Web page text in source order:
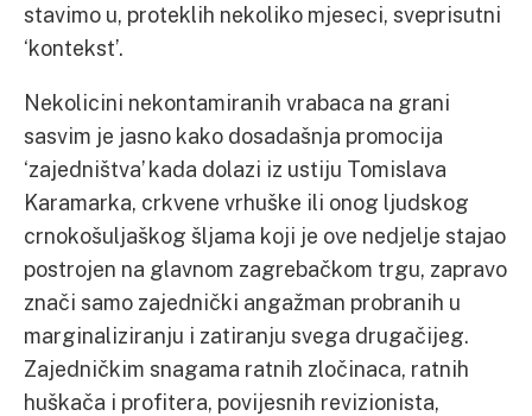
stavimo u, proteklih nekoliko mjeseci, sveprisutni
‘kontekst’.
Nekolicini nekontamiranih vrabaca na grani
sasvim je jasno kako dosadašnja promocija
‘zajedništva’ kada dolazi iz ustiju Tomislava
Karamarka, crkvene vrhuške ili onog ljudskog
crnokošuljaškog šljama koji je ove nedjelje stajao
postrojen na glavnom zagrebačkom trgu, zapravo
znači samo zajednički angažman probranih u
marginaliziranju i zatiranju svega drugačijeg.
Zajedničkim snagama ratnih zločinaca, ratnih
huškača i profitera, povijesnih revizionista,